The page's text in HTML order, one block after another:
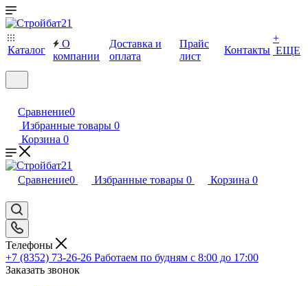
Каталог
О
компании
Доставка и
оплата
Прайс
лист
Контакты
+
ЕЩЕ
Сравнение0
Избранные товары 0
Корзина 0
Сравнение0 Избранные товары 0 Корзина 0
Телефоны
+7 (8352) 73-26-26 Работаем по будням с 8:00 до 17:00
Заказать звонок